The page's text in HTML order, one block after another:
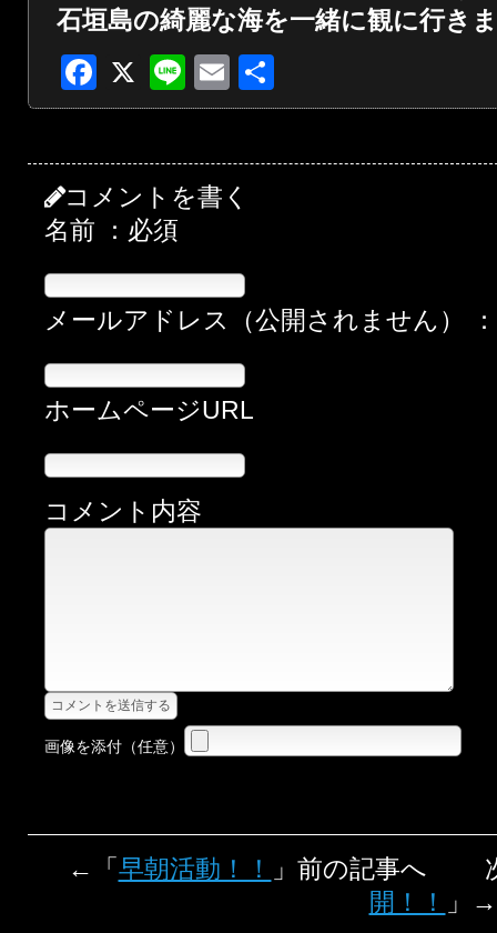
石垣島の綺麗な海を一緒に観に行き
Facebook
X LineEmail
有
コメントを書く
名前 ：必須
メールアドレス（公開されません）
ホームページURL
コメント内容
画像を添付（任意）
←「早朝活動！！
」前の記事へ
開！！
」→